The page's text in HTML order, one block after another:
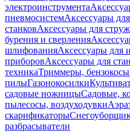
электроинструмента
пневмосистемАксессуары
станковАксессуары для
бурения и сверления
шлифованияАксессуары для
приборовАксессуары для
техникаТриммеры, бензокосы
пилыГазонокосилки
садовые ножницыСадовые,
пылесосы, воздуходувки
скарификаторы
разбрасыватели